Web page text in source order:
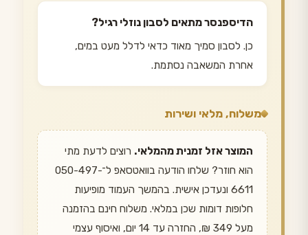
הדיספנסר מתאים לסבון נוזלי רגיל?
כן. לסבון סמיך מאוד כדאי לדלל מעט במים,
אחרת המשאבה נסתמת.
משלוח, מלאי ושירות
המוצר אזל זמנית מהמלאי. רוצים לדעת מתי
הוא חוזר? שלחו הודעה בוואטסאפ ל־050-497-
6611 ונעדכן אישית. בהמשך העמוד מופיעות
חלופות דומות שכן במלאי. משלוח חינם בהזמנה
מעל 349 ₪, החזרה עד 14 יום, ואיסוף עצמי